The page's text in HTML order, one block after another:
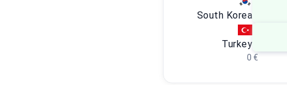
South Korea
Turkey
0 €